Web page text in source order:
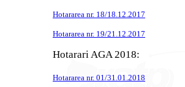
Hotararea nr. 18/18.12.2017
Hotararea nr. 19/21.12.2017
Hotarari AGA 2018:
Hotararea nr. 01/31.01.2018